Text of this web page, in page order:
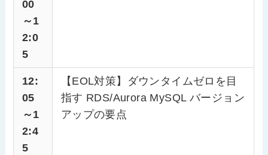
00
～1
2:0
5
12:
05
～1
2:4
5
【EOL対策】ダウンタイムゼロを目
指す RDS/Aurora MySQL バージョン
アップの要点